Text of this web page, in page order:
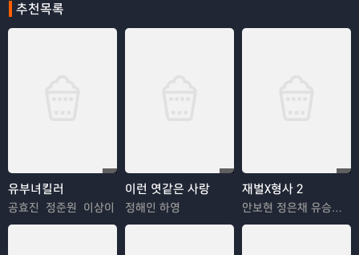
추천목록
유부녀킬러
공효진 정준원 이상이
이런 엿같은 사랑
정해인 하영
재벌X형사 2
안보현 정은채 유승호 김혜은